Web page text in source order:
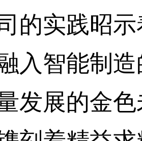
的实践昭
入智能制
发展的金